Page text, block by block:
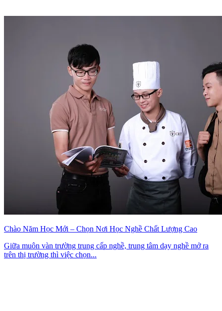
Chào Năm Học Mới – Chọn Nơi Học Nghề Chất Lượng Cao
Giữa muôn vàn trường trung cấp nghề, trung tâm dạy nghề mở ra
trên thị trường thì việc chọn...